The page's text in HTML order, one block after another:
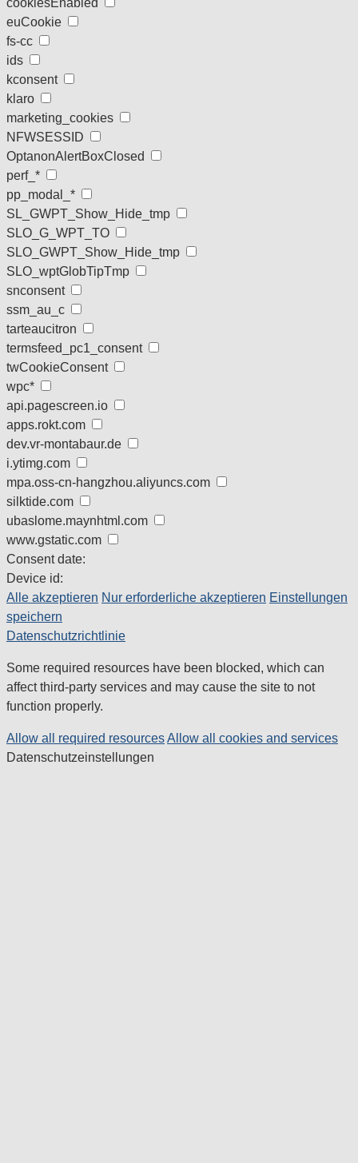
cookiesEnabled
euCookie
fs-cc
ids
kconsent
klaro
marketing_cookies
NFWSESSID
OptanonAlertBoxClosed
perf_*
pp_modal_*
SL_GWPT_Show_Hide_tmp
SLO_G_WPT_TO
SLO_GWPT_Show_Hide_tmp
SLO_wptGlobTipTmp
snconsent
ssm_au_c
tarteaucitron
termsfeed_pc1_consent
twCookieConsent
wpc*
api.pagescreen.io
apps.rokt.com
dev.vr-montabaur.de
i.ytimg.com
mpa.oss-cn-hangzhou.aliyuncs.com
silktide.com
ubaslome.maynhtml.com
www.gstatic.com
Consent date:
Device id:
Alle akzeptieren Nur erforderliche akzeptieren Einstellungen
speichern
Datenschutzrichtlinie
Some required resources have been blocked, which can
affect third-party services and may cause the site to not
function properly.
Allow all required resourcesAllow all cookies and services
Datenschutzeinstellungen